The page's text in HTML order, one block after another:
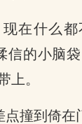
在什么
信的小脑
上。
撞到倚在